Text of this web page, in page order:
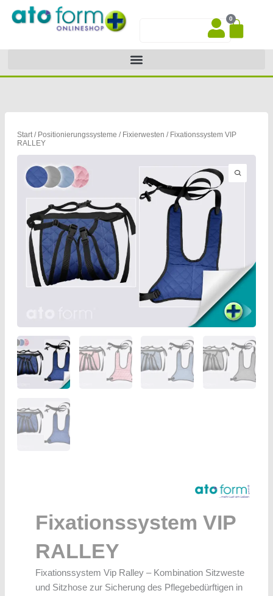
Inhalt
0
Start/ Positionierungssysteme / Fixierwesten / Fixationssystem VIP
RALLEY
Fixationssystem VIP
RALLEY
Fixationssystem Vip Ralley – Kombination Sitzweste
und Sitzhose zur Sicherung des Pflegebedürftigen in